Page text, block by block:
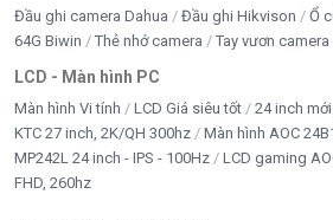
Đầu ghi camera Dahua Đầu ghi Hikvison Ổ
64G Biwin
Thẻ nhớ camera Tay vươn camera
LCD - Màn hình PC
Màn hình Vi tính LCD Giá siêu tốt 24 inch
KTC 27 inch, 2K/QH 300hz
Màn hình AOC
MP242L 24 inch - IPS - 100Hz
LCD gaming
FHD, 260hz